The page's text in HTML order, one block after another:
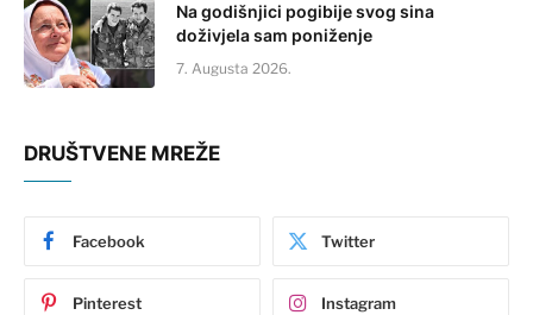
Na godišnjici pogibije svog sina
doživjela sam poniženje
7. Augusta 2026.
DRUŠTVENE MREŽE
Facebook Twitter
Pinterest Instagram